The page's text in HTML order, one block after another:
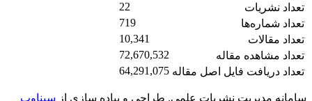
تعداد نشریات
22
تعداد شماره‌ها
719
تعداد مقالات
10,341
تعداد مشاهده مقاله
72,670,532
تعداد دریافت فایل اصل مقاله 64,291,075
سامانه مدیریت نشریات علمی. طراحی و پیاده سازی از سیناوب